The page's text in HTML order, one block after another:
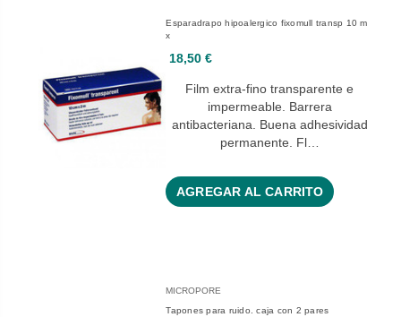
Esparadrapo hipoalergico fixomull transp 10 m
x
18,50 €
Film extra-fino transparente e
impermeable. Barrera
antibacteriana. Buena adhesividad
permanente. Fl…
AGREGAR AL CARRITO
MICROPORE
Tapones para ruido. caja con 2 pares